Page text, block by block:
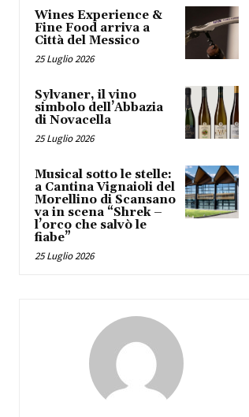
Wines Experience &
Fine Food arriva a
Città del Messico
25 Luglio 2026
Sylvaner, il vino
simbolo dell’Abbazia
di Novacella
25 Luglio 2026
Musical sotto le stelle:
a Cantina Vignaioli del
Morellino di Scansano
va in scena “Shrek –
l’orco che salvò le
fiabe”
25 Luglio 2026